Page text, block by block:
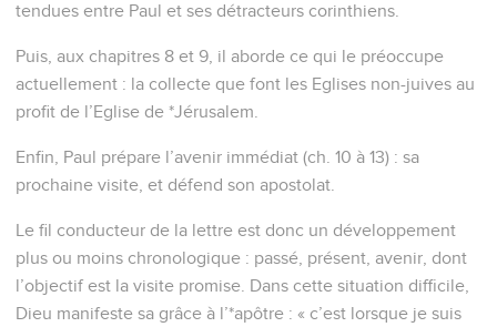
tendues entre Paul et ses détracteurs corinthiens.
Puis, aux chapitres 8 et 9, il aborde ce qui le préoccupe
actuellement : la collecte que font les Eglises non-juives au
profit de l’Eglise de *Jérusalem.
Enfin, Paul prépare l’avenir immédiat (ch. 10 à 13) : sa
prochaine visite, et défend son apostolat.
Le fil conducteur de la lettre est donc un développement
plus ou moins chronologique : passé, présent, avenir, dont
l’objectif est la visite promise. Dans cette situation difficile,
Dieu manifeste sa grâce à l’*apôtre : « c’est lorsque je suis